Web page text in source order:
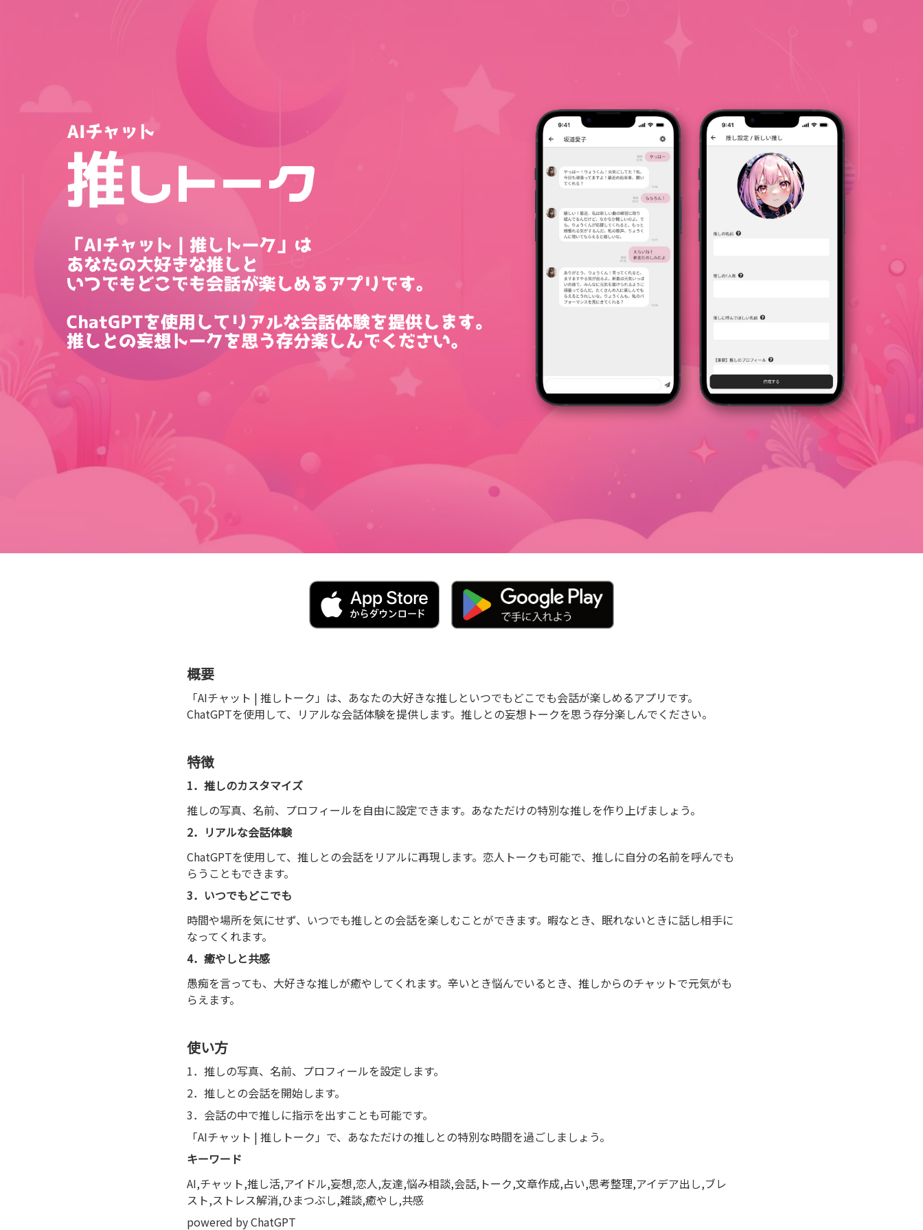
概要
「AIチャット | 推しトーク」は、あなたの大好きな推しといつでもどこでも会話が楽しめるアプリです。
ChatGPTを使用して、リアルな会話体験を提供します。推しとの妄想トークを思う存分楽しんでください。
特徴
1．推しのカスタマイズ
推しの写真、名前、プロフィールを自由に設定できます。あなただけの特別な推しを作り上げましょう。
2．リアルな会話体験
ChatGPTを使用して、推しとの会話をリアルに再現します。恋人トークも可能で、推しに自分の名前を呼んでも
らうこともできます。
3．いつでもどこでも
時間や場所を気にせず、いつでも推しとの会話を楽しむことができます。暇なとき、眠れないときに話し相手に
なってくれます。
4．癒やしと共感
愚痴を言っても、大好きな推しが癒やしてくれます。辛いとき悩んでいるとき、推しからのチャットで元気がも
らえます。
使い方
1．推しの写真、名前、プロフィールを設定します。
2．推しとの会話を開始します。
3．会話の中で推しに指示を出すことも可能です。
「AIチャット | 推しトーク」で、あなただけの推しとの特別な時間を過ごしましょう。
キーワード
AI,チャット,推し活,アイドル,妄想,恋人,友達,悩み相談,会話,トーク,文章作成,占い,思考整理,アイデア出し,ブレ
スト,ストレス解消,ひまつぶし,雑談,癒やし,共感
powered by ChatGPT